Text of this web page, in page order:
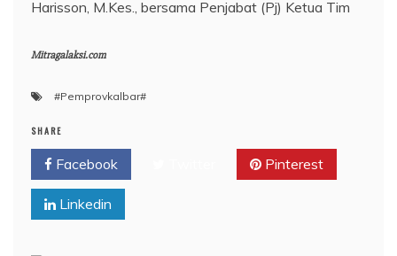
Harisson, M.Kes., bersama Penjabat (Pj) Ketua Tim
Mitragalaksi.com
#Pemprovkalbar#
SHARE
Facebook Pinterest
Linkedin